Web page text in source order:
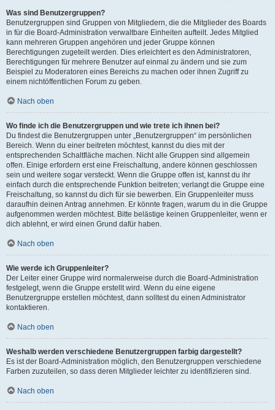
Was sind Benutzergruppen?
Benutzergruppen sind Gruppen von Mitgliedern, die die Mitglieder des Boards
in für die Board-Administration verwaltbare Einheiten aufteilt. Jedes Mitglied
kann mehreren Gruppen angehören und jeder Gruppe können
Berechtigungen zugeteilt werden. Dies erleichtert es den Administratoren,
Berechtigungen für mehrere Benutzer auf einmal zu ändern und sie zum
Beispiel zu Moderatoren eines Bereichs zu machen oder ihnen Zugriff zu
einem nichtöffentlichen Forum zu geben.
Nach oben
Wo finde ich die Benutzergruppen und wie trete ich ihnen bei?
Du findest die Benutzergruppen unter „Benutzergruppen“ im persönlichen
Bereich. Wenn du einer beitreten möchtest, kannst du dies mit der
entsprechenden Schaltfläche machen. Nicht alle Gruppen sind allgemein
offen. Einige erfordern erst eine Freischaltung, andere können geschlossen
sein und weitere sogar versteckt. Wenn die Gruppe offen ist, kannst du ihr
einfach durch die entsprechende Funktion beitreten; verlangt die Gruppe eine
Freischaltung, so kannst du dich für sie bewerben. Ein Gruppenleiter muss
daraufhin deinen Antrag annehmen. Er könnte fragen, warum du in die Gruppe
aufgenommen werden möchtest. Bitte belästige keinen Gruppenleiter, wenn er
dich ablehnt, er wird einen Grund dafür haben.
Nach oben
Wie werde ich Gruppenleiter?
Der Leiter einer Gruppe wird normalerweise durch die Board-Administration
festgelegt, wenn die Gruppe erstellt wird. Wenn du eine eigene
Benutzergruppe erstellen möchtest, dann solltest du einen Administrator
kontaktieren.
Nach oben
Weshalb werden verschiedene Benutzergruppen farbig dargestellt?
Es ist der Board-Administration möglich, den Benutzergruppen verschiedene
Farben zuzuteilen, so dass deren Mitglieder leichter zu identifizieren sind.
Nach oben